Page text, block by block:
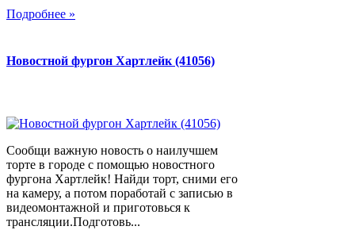
Подробнее »
Новостной фургон Хартлейк (41056)
Сообщи важную новость о наилучшем
торте в городе с помощью новостного
фургона Хартлейк! Найди торт, сними его
на камеру, а потом поработай с записью в
видеомонтажной и приготовься к
трансляции.Подготовь...